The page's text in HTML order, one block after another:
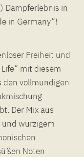
Dampferlebnis in
in Germany“!
Freiheit und
mit diesem
den vollmundigen
Der Mix aus
würzigem
Noten